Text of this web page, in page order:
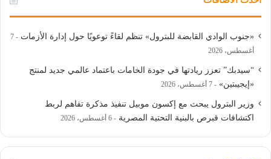
«جنوب الوادي القابضة للبترول» تنظم لقاءً توعويًا حول إدارة الأزمات
7
أغسطس، 2026
“سيدبك” تعزز ريادتها في جودة الخامات باعتماد عالمي جديد لمنتج
«إيجيبتين»
7 أغسطس، 2026
وزير البترول يبحث مع إكسون موبيل تنفيذ مذكرة تفاهم لربط
اكتشافات قبرص بالبنية التحتية المصرية
6 أغسطس، 2026